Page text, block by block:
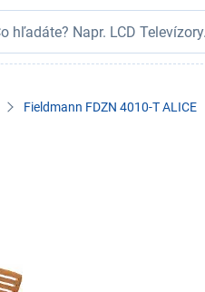
Fieldmann FDZN 4010-T ALICE